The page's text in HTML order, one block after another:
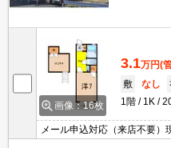
画像：16枚
3.1万円(
敷
なし
1階
1K
メール申込対応（来店不要）
め！エイブルはクレジット決